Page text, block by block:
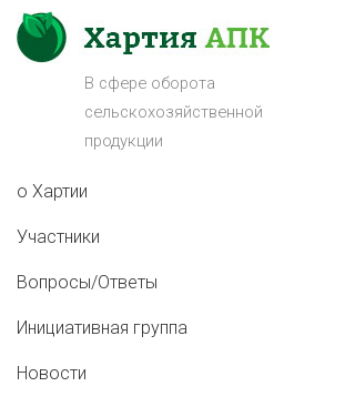
В сфере оборота
сельскохозяйственной
продукции
о Хартии
Участники
Вопросы/Ответы
Инициативная группа
Новости